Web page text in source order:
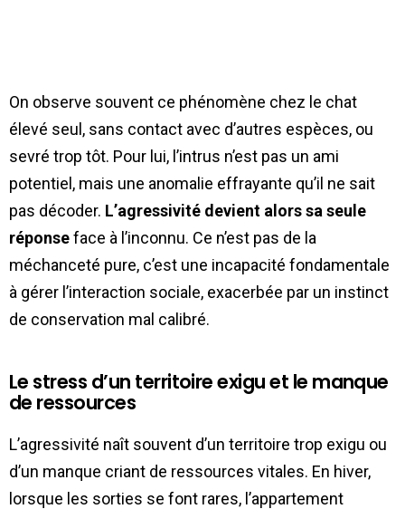
On observe souvent ce phénomène chez le chat
élevé seul, sans contact avec d’autres espèces, ou
sevré trop tôt. Pour lui, l’intrus n’est pas un ami
potentiel, mais une anomalie effrayante qu’il ne sait
pas décoder. L’agressivité devient alors sa seule
réponseface à l’inconnu. Ce n’est pas de la
méchanceté pure, c’est une incapacité fondamentale
à gérer l’interaction sociale, exacerbée par un instinct
de conservation mal calibré.
Le stress d’un territoire exigu et le manque
de ressources
L’agressivité naît souvent d’un territoire trop exigu ou
d’un manque criant de ressources vitales. En hiver,
lorsque les sorties se font rares, l’appartement